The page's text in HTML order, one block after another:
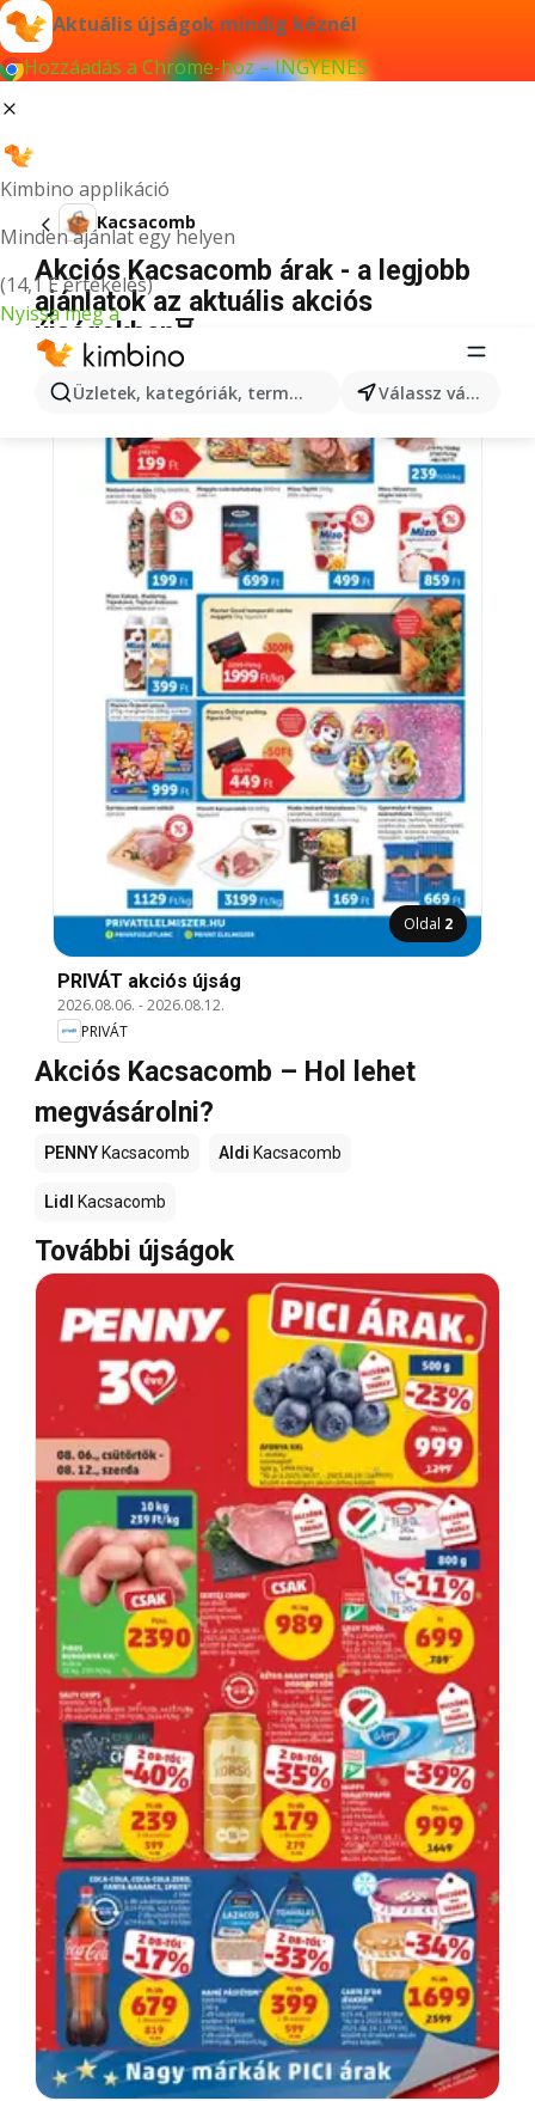
Aktuális újságok mindig kéznél
Hozzáadás a Chrome-hoz – INGYENES
Kimbino applikáció
Minden ajánlat egy helyen
(14,1 E értékelés)
Nyissa meg a
Üzletek, kategóriák, termékek keresése... Válassz várost
Kacsacomb
Akciós Kacsacomb árak - a legjobb
ajánlatok az aktuális akciós
újságokban⏳
Oldal 2
PRIVÁT akciós újság
2026.08.06. -2026.08.12.
PRIVÁT
Akciós Kacsacomb – Hol lehet
megvásárolni?
PENNY Kacsacomb Aldi Kacsacomb
Lidl Kacsacomb
További újságok